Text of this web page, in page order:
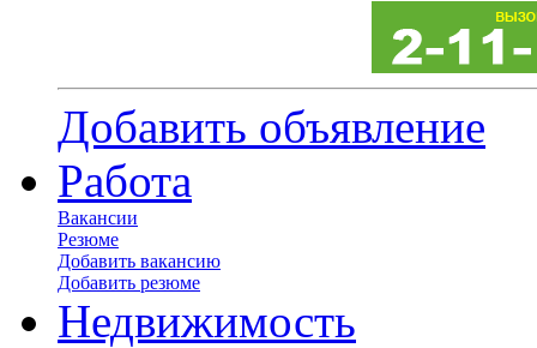
Добавить объявление
Работа
Вакансии
Резюме
Добавить вакансию
Добавить резюме
Недвижимость